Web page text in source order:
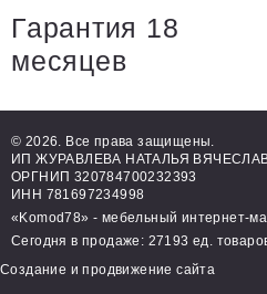
Гарантия 18
месяцев
© 2026. Все права защищены.
ИП ЖУРАВЛЕВА НАТАЛЬЯ
ОРГНИП 320784700232393
ИНН 781697234998
«Komod78» - мебельный интернет-
Сегодня в продаже: 27193 ед.
Создание и продвижение сайта